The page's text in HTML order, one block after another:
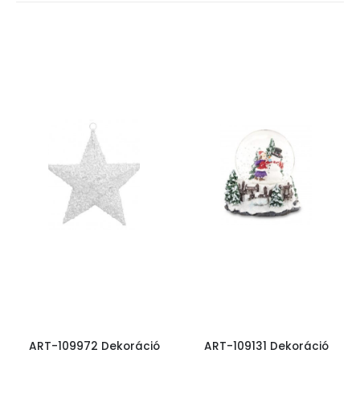
ART-109972 Dekoráció ART-109131 Dekoráció